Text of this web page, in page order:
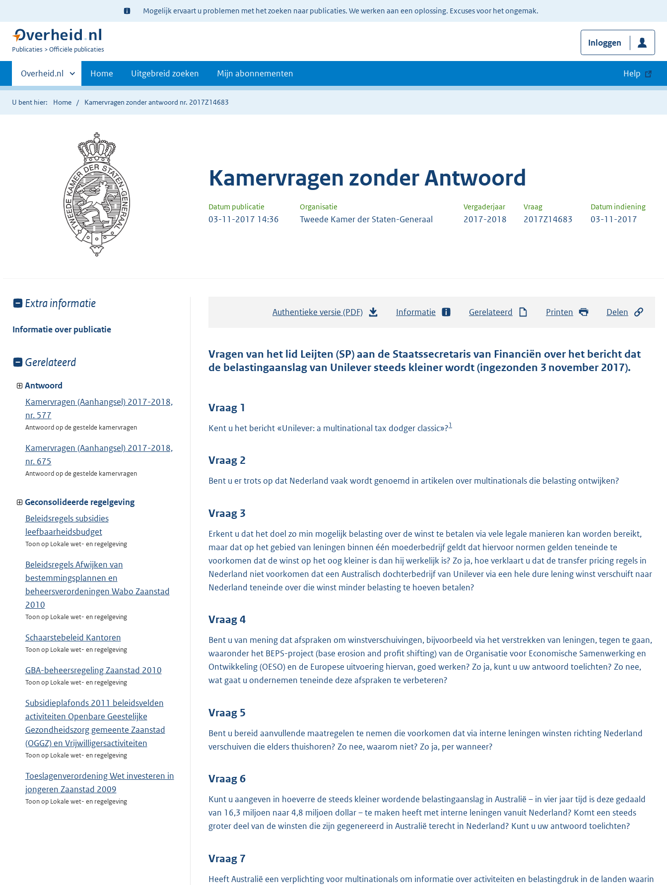
Ter
informatie:
Mogelijk ervaart u problemen met het zoeken naar publicaties. We werken aan een oplossing. Excuses voor het ongemak.
U
Publicaties Officiële publicaties
Inloggen
Primaire
navigatie
Andere
sites
binnen
Overheid.nl Home Uitgebreid zoeken Mijn abonnementen Help
U bent hier: Home Kamervragen zonder antwoord nr. 2017Z14683
Kamervragen zonder Antwoord
Datum publicatie Organisatie Vergaderjaar Vraag Datum indiening
03-11-2017 14:36 Tweede Kamer der Staten-Generaal 2017-2018 2017Z14683 03-11-2017
Toon
van:
Extra informatie
Informatie over publicatie
Toon
van:
Gerelateerd
Antwoord
Kamervragen (Aanhangsel) 2017-2018,
nr. 577
Antwoord op de gestelde kamervragen
Kamervragen (Aanhangsel) 2017-2018,
nr. 675
Antwoord op de gestelde kamervragen
Geconsolideerde regelgeving
Beleidsregels subsidies
leefbaarheidsbudget
Toon op Lokale wet- en regelgeving
Beleidsregels Afwijken van
bestemmingsplannen en
beheersverordeningen Wabo Zaanstad
2010
Toon op Lokale wet- en regelgeving
Schaarstebeleid Kantoren
Toon op Lokale wet- en regelgeving
GBA-beheersregeling Zaanstad 2010
Toon op Lokale wet- en regelgeving
Subsidieplafonds 2011 beleidsvelden
activiteiten Openbare Geestelijke
Gezondheidszorg gemeente Zaanstad
(OGGZ) en Vrijwilligersactiviteiten
Toon op Lokale wet- en regelgeving
Toeslagenverordening Wet investeren in
jongeren Zaanstad 2009
Toon op Lokale wet- en regelgeving
Authentieke versie (PDF)
t
a
r
t
1
K
b
Informatie Gerelateerd Printen Delen
Vragen van het lid Leijten (SP) aan de Staatssecretaris van Financiën over het bericht dat
de belastingaanslag van Unilever steeds kleiner wordt (ingezonden 3 november 2017).
Vraag 1
Kent u het bericht «Unilever: a multinational tax dodger classic»?1
Vraag 2
Bent u er trots op dat Nederland vaak wordt genoemd in artikelen over multinationals die belasting ontwijken?
Vraag 3
Erkent u dat het doel zo min mogelijk belasting over de winst te betalen via vele legale manieren kan worden bereikt,
maar dat op het gebied van leningen binnen één moederbedrijf geldt dat hiervoor normen gelden teneinde te
voorkomen dat de winst op het oog kleiner is dan hij werkelijk is? Zo ja, hoe verklaart u dat de transfer pricing regels in
Nederland niet voorkomen dat een Australisch dochterbedrijf van Unilever via een hele dure lening winst verschuift naar
Nederland teneinde over die winst minder belasting te hoeven betalen?
Vraag 4
Bent u van mening dat afspraken om winstverschuivingen, bijvoorbeeld via het verstrekken van leningen, tegen te gaan,
waaronder het BEPS-project (base erosion and profit shifting) van de Organisatie voor Economische Samenwerking en
Ontwikkeling (OESO) en de Europese uitvoering hiervan, goed werken? Zo ja, kunt u uw antwoord toelichten? Zo nee,
wat gaat u ondernemen teneinde deze afspraken te verbeteren?
Vraag 5
Bent u bereid aanvullende maatregelen te nemen die voorkomen dat via interne leningen winsten richting Nederland
verschuiven die elders thuishoren? Zo nee, waarom niet? Zo ja, per wanneer?
Vraag 6
Kunt u aangeven in hoeverre de steeds kleiner wordende belastingaanslag in Australië – in vier jaar tijd is deze gedaald
van 16,3 miljoen naar 4,8 miljoen dollar – te maken heeft met interne leningen vanuit Nederland? Komt een steeds
groter deel van de winsten die zijn gegenereerd in Australië terecht in Nederland? Kunt u uw antwoord toelichten?
Vraag 7
Heeft Australië een verplichting voor multinationals om informatie over activiteiten en belastingdruk in de landen waarin